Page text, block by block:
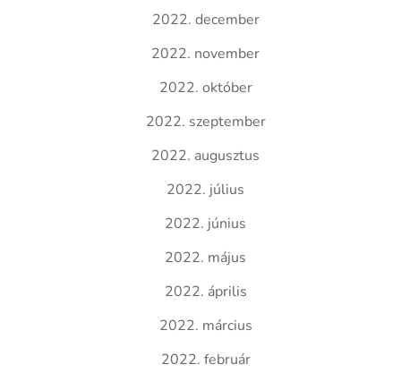
2022. december
2022. november
2022. október
2022. szeptember
2022. augusztus
2022. július
2022. június
2022. május
2022. április
2022. március
2022. február